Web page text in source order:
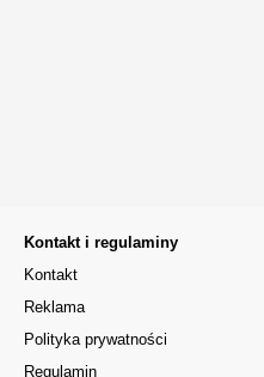
Kontakt i regulaminy
Kontakt
Reklama
Polityka prywatności
Regulamin